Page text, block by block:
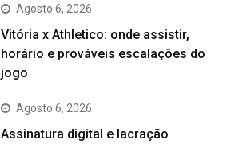
Agosto 6, 2026
Vitória x Athletico: onde assistir,
horário e prováveis escalações do
jogo
Agosto 6, 2026
Assinatura digital e lacração